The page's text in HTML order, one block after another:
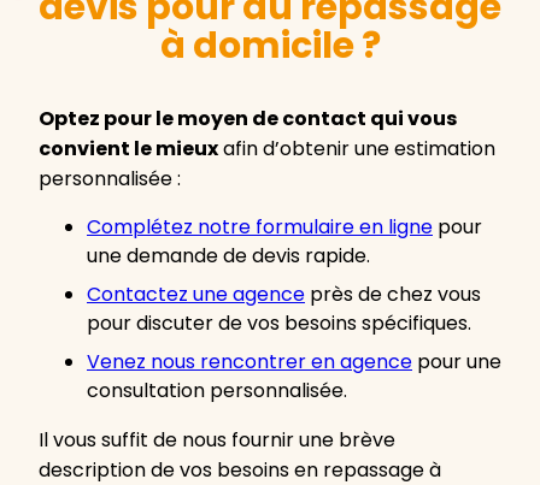
à domicile ?
Optez pour le moyen de contact qui vous
convient le mieuxafin d’obtenir une estimation
personnalisée :
Complétez notre formulaire en ligne pour
une demande de devis rapide.
Contactez une agence près de chez vous
pour discuter de vos besoins spécifiques.
Venez nous rencontrer en agence pour une
consultation personnalisée.
Il vous suffit de nous fournir une brève
description de vos besoins en repassage à